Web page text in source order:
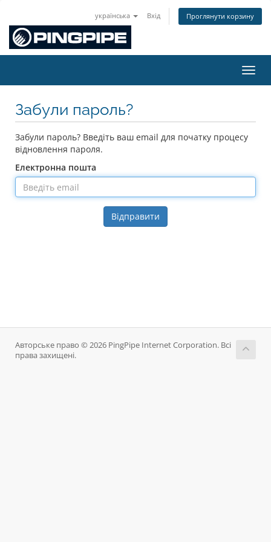
українська Вхід Проглянути корзину
Забули пароль?
Забули пароль? Введіть ваш email для початку процесу
відновлення пароля.
Електронна пошта
Відправити
Авторське право © 2026 PingPipe Internet Corporation. Всі
права захищені.